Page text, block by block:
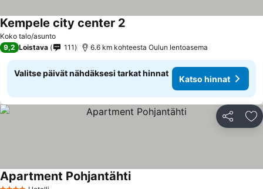
Koko talo/asunto
Kempele city center 2
9,2 Loistava 111 6.6 km kohteesta Oulun lentoasema
Valitse päivät nähdäksesi tarkat hinnat
Katso hinnat
Jaa
Apartment Pohjantähti